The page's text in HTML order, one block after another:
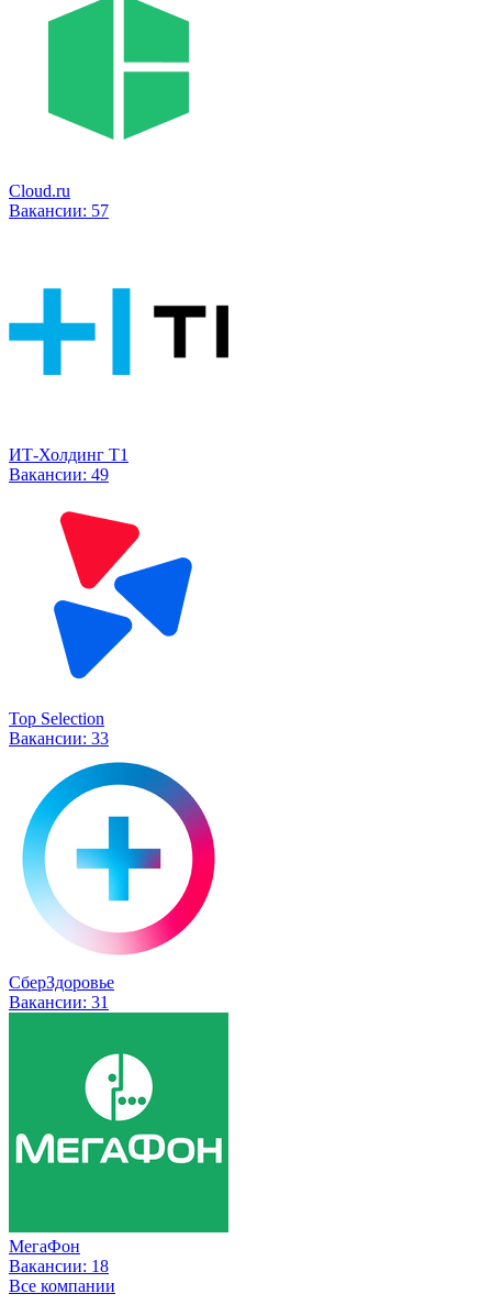
Cloud.ru
Вакансии: 57
ИТ-Холдинг Т1
Вакансии: 49
Top Selection
Вакансии: 33
СберЗдоровье
Вакансии: 31
МегаФон
Вакансии: 18
Все компании